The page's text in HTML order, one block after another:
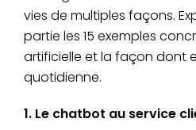
vies de multiples façons.
partie les 15 exemples
artificielle et la façon dont
quotidienne.
1. Le chatbot au service